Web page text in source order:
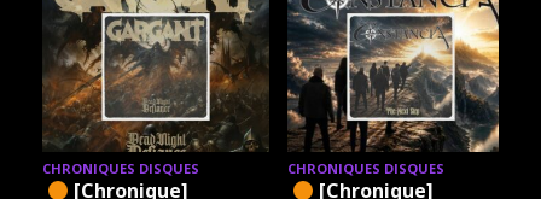
CHRONIQUES DISQUES
[Chronique]
CHRONIQUES DISQUES
[Chronique]